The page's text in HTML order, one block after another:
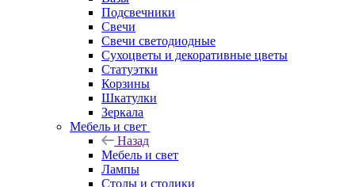
Подсвечники
Свечи
Свечи светодиодные
Сухоцветы и декоративные цветы
Статуэтки
Корзины
Шкатулки
Зеркала
Мебель и свет
Назад
Мебель и свет
Лампы
Столы и столики